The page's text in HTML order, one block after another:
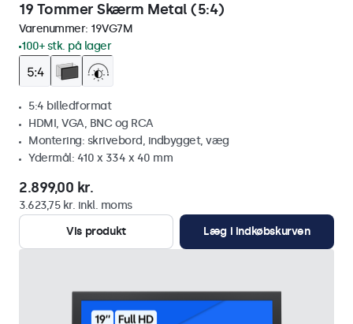
19 Tommer Skærm Metal (5:4)
Varenummer: 19VG7M
100+ stk. på lager
5:4 billedformat
HDMI, VGA, BNC og RCA
Montering: skrivebord, indbygget, væg
Ydermål: 410 x 334 x 40 mm
2.899,00 kr.
3.623,75 kr. inkl. moms
Vis produkt
Læg i indkøbskurven